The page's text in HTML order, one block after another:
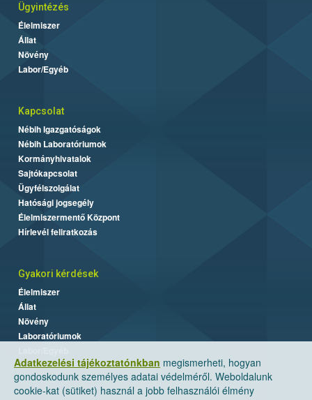
Adatkezelési tájékoztatónkban megismerheti, hogyan
gondoskodunk személyes adatai védelméről. Weboldalunk
cookie-kat (sütiket) használ a jobb felhasználói élmény
Ügyintézés
Élelmiszer
Állat
Növény
Labor/Egyéb
Kapcsolat
Nébih Igazgatóságok
Nébih Laboratóriumok
Kormányhivatalok
Sajtókapcsolat
Ügyfélszolgálat
Hatósági jogsegély
Élelmiszermentő Központ
Hírlevél feliratkozás
Gyakori kérdések
Élelmiszer
Állat
Növény
Laboratóriumok